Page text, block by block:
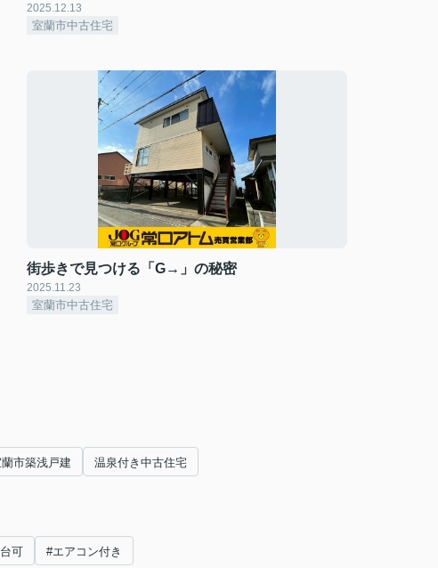
2025.12.13
室蘭市中古住宅
街歩きで見つける「G→」の秘密
2025.11.23
室蘭市中古住宅
市築浅戸建 温泉付き中古住宅
可 #エアコン付き